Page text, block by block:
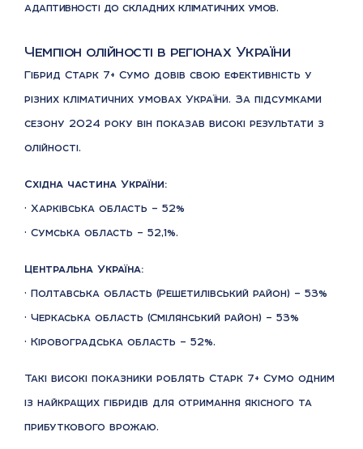
адаптивності до складних кліматичних умов.
Чемпіон олійності в регіонах України
Гібрид Старк 7+ Сумо довів свою ефективність у
різних кліматичних умовах України. За підсумками
сезону 2024 року він показав високі результати з
олійності.
Східна частина України:
• Харківська область – 52%
• Сумська область – 52,1%.
Центральна Україна:
• Полтавська область (Решетилівський район) – 53%
• Черкаська область (Смілянський район) – 53%
• Кіровоградська область – 52%.
Такі високі показники роблять Старк 7+ Сумо одним
із найкращих гібридів для отримання якісного та
прибуткового врожаю.